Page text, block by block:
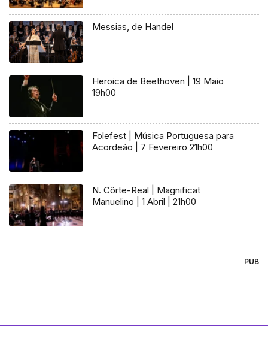
Messias, de Handel
Heroica de Beethoven | 19 Maio
19h00
Folefest | Música Portuguesa para
Acordeão | 7 Fevereiro 21h00
N. Côrte-Real | Magnificat
Manuelino | 1 Abril | 21h00
PUB